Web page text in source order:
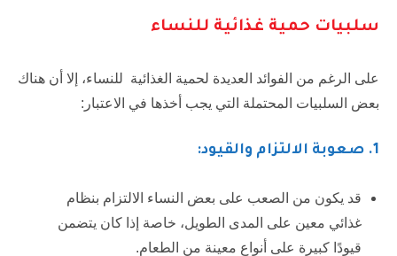
سلبيات حمية غذائية للنساء
على الرغم من الفوائد العديدة لحمية الغذائية للنساء، إلا أن هناك
بعض السلبيات المحتملة التي يجب أخذها في الاعتبار:
1. صعوبة الالتزام والقيود:
قد يكون من الصعب على بعض النساء الالتزام بنظام
غذائي معين على المدى الطويل، خاصة إذا كان يتضمن
قيودًا كبيرة على أنواع معينة من الطعام.